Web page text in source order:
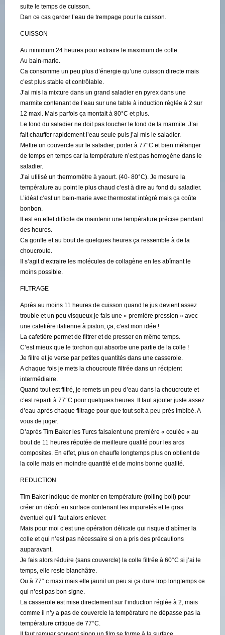
suite le temps de cuisson.
Dan ce cas garder l’eau de trempage pour la cuisson.
CUISSON
Au minimum 24 heures pour extraire le maximum de colle.
Au bain-marie.
Ca consomme un peu plus d’énergie qu’une cuisson directe mais
c’est plus stable et contrôlable.
J’ai mis la mixture dans un grand saladier en pyrex dans une
marmite contenant de l’eau sur une table à induction réglée à 2 sur
12 maxi. Mais parfois ça montait à 80°C et plus.
Le fond du saladier ne doit pas toucher le fond de la marmite. J’ai
fait chauffer rapidement l’eau seule puis j’ai mis le saladier.
Mettre un couvercle sur le saladier, porter à 77°C et bien mélanger
de temps en temps car la température n’est pas homogène dans le
saladier.
J’ai utilisé un thermomètre à yaourt. (40- 80°C). Je mesure la
température au point le plus chaud c’est à dire au fond du saladier.
L’idéal c’est un bain-marie avec thermostat intégré mais ça coûte
bonbon.
Il est en effet difficile de maintenir une température précise pendant
des heures.
Ca gonfle et au bout de quelques heures ça ressemble à de la
choucroute.
Il s’agit d’extraire les molécules de collagène en les abîmant le
moins possible.
FILTRAGE
Après au moins 11 heures de cuisson quand le jus devient assez
trouble et un peu visqueux je fais une « première pression » avec
une cafetière italienne à piston, ça, c’est mon idée !
La cafetière permet de filtrer et de presser en même temps.
C’est mieux que le torchon qui absorbe une partie de la colle !
Je filtre et je verse par petites quantités dans une casserole.
A chaque fois je mets la choucroute filtrée dans un récipient
intermédiaire.
Quand tout est filtré, je remets un peu d’eau dans la choucroute et
c’est reparti à 77°C pour quelques heures. Il faut ajouter juste assez
d’eau après chaque filtrage pour que tout soit à peu près imbibé. A
vous de juger.
D’après Tim Baker les Turcs faisaient une première « coulée « au
bout de 11 heures réputée de meilleure qualité pour les arcs
composites. En effet, plus on chauffe longtemps plus on obtient de
la colle mais en moindre quantité et de moins bonne qualité.
REDUCTION
Tim Baker indique de monter en température (rolling boil) pour
créer un dépôt en surface contenant les impuretés et le gras
éventuel qu’il faut alors enlever.
Mais pour moi c’est une opération délicate qui risque d’abîmer la
colle et qui n’est pas nécessaire si on a pris des précautions
auparavant.
Je fais alors réduire (sans couvercle) la colle filtrée à 60°C si j’ai le
temps, elle reste blanchâtre.
Ou à 77° c maxi mais elle jaunit un peu si ça dure trop longtemps ce
qui n’est pas bon signe.
La casserole est mise directement sur l’induction réglée à 2, mais
comme il n’y a pas de couvercle la température ne dépasse pas la
température critique de 77°C.